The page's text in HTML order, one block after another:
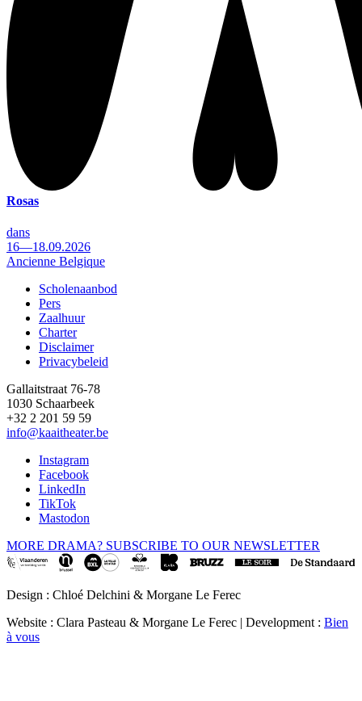
Rosas
dans
16—18.09.2026
Ancienne Belgique
Footer
Scholenaanbod
Pers
Zaalhuur
Charter
Disclaimer
Privacybeleid
Gallaitstraat 76-78
1030 Schaarbeek
+32 2 201 59 59
info@kaaitheater.be
Instagram
Facebook
LinkedIn
TikTok
Mastodon
MORE DRAMA? SUBSCRIBE TO OUR NEWSLETTER
Design : Chloé Delchini & Morgane Le Ferec
Website : Clara Pasteau & Morgane Le Ferec | Development : Bien
à vous